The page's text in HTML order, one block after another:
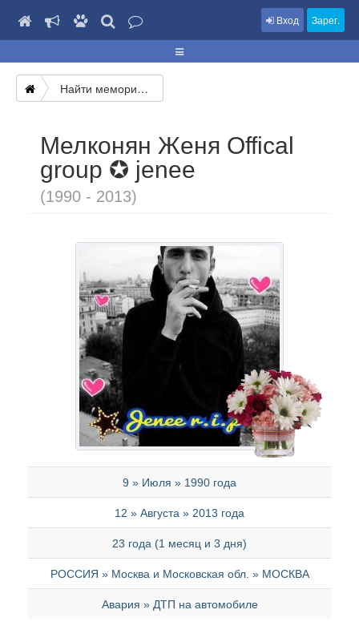
Вход Зарег.
Найти мемориал
Мелконян Женя Offical
group ✪ jenee
(1990 - 2013)
9 » Июля » 1990 года
12 » Августа » 2013 года
23 года (1 месяц и 3 дня)
РОССИЯ » Москва и Московская обл. » МОСКВА
Авария » ДТП на автомобиле